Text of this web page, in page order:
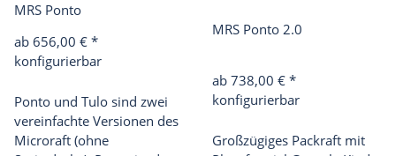
MRS Ponto
ab 656,00 € *
konfigurierbar
Ponto und Tulo sind zwei
vereinfachte Versionen des
Microraft (ohne
MRS Ponto 2.0
ab 738,00 € *
konfigurierbar
Großzügiges Packraft mit